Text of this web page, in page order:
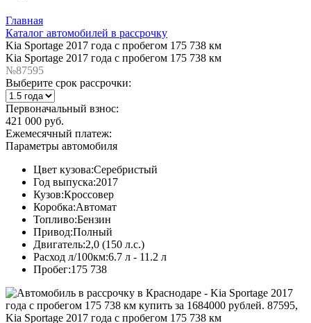
Главная
Каталог автомобилей в рассрочку
Kia Sportage 2017 года с пробегом 175 738 км
Kia Sportage 2017 года с пробегом 175 738 км
№87595
Выберите срок рассрочки:
Первоначальный взнос:
421 000 руб.
Ежемесячный платеж:
Параметры автомобиля
Цвет кузова:Серебристый
Год выпуска:2017
Кузов:Кроссовер
Коробка:Автомат
Топливо:Бензин
Привод:Полный
Двигатель:2,0 (150 л.с.)
Расход л/100км:6.7 л - 11.2 л
Пробег:175 738